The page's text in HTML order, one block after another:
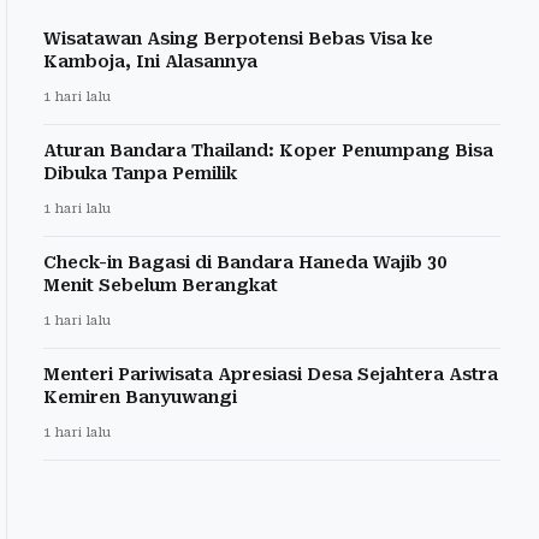
Wisatawan Asing Berpotensi Bebas Visa ke
Kamboja, Ini Alasannya
1 hari lalu
Aturan Bandara Thailand: Koper Penumpang Bisa
Dibuka Tanpa Pemilik
1 hari lalu
Check-in Bagasi di Bandara Haneda Wajib 30
Menit Sebelum Berangkat
1 hari lalu
Menteri Pariwisata Apresiasi Desa Sejahtera Astra
Kemiren Banyuwangi
1 hari lalu